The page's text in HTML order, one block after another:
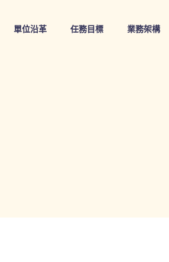
單位沿革 任務目標 業務架構